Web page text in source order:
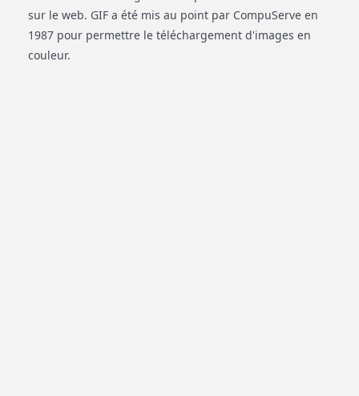
sur le web. GIF a été mis au point par CompuServe en
1987 pour permettre le téléchargement d'images en
couleur.